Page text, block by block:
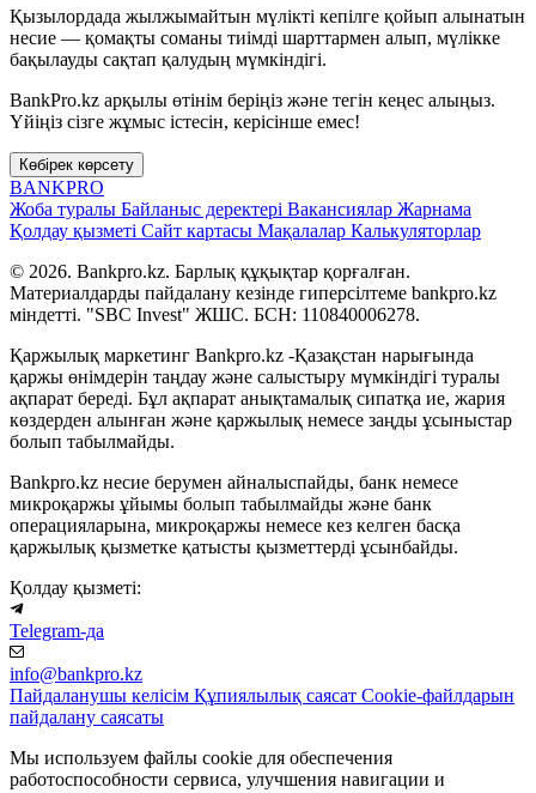
Қызылордада жылжымайтын мүлікті кепілге қойып алынатын
несие — қомақты соманы тиімді шарттармен алып, мүлікке
бақылауды сақтап қалудың мүмкіндігі.
BankPro.kz арқылы өтінім беріңіз және тегін кеңес алыңыз.
Үйіңіз сізге жұмыс істесін, керісінше емес!
Көбірек көрсету
BANKPRO
Жоба туралы Байланыс деректері Вакансиялар Жарнама
Қолдау қызметі Сайт картасы Мақалалар Калькуляторлар
© 2026. Bankpro.kz. Барлық құқықтар қорғалған.
Материалдарды пайдалану кезінде гиперсілтеме bankpro.kz
міндетті. "SBC Invest" ЖШС. БСН: 110840006278.
Қаржылық маркетинг Bankpro.kz -Қазақстан нарығында
қаржы өнімдерін таңдау және салыстыру мүмкіндігі туралы
ақпарат береді. Бұл ақпарат анықтамалық сипатқа ие, жария
көздерден алынған және қаржылық немесе заңды ұсыныстар
болып табылмайды.
Bankpro.kz несие берумен айналыспайды, банк немесе
микроқаржы ұйымы болып табылмайды және банк
операцияларына, микроқаржы немесе кез келген басқа
қаржылық қызметке қатысты қызметтерді ұсынбайды.
Қолдау қызметі:
Telegram-да
info@bankpro.kz
Пайдаланушы келісім Құпиялылық саясат Cookie-файлдарын
пайдалану саясаты
Мы используем файлы cookie для обеспечения
работоспособности сервиса, улучшения навигации и